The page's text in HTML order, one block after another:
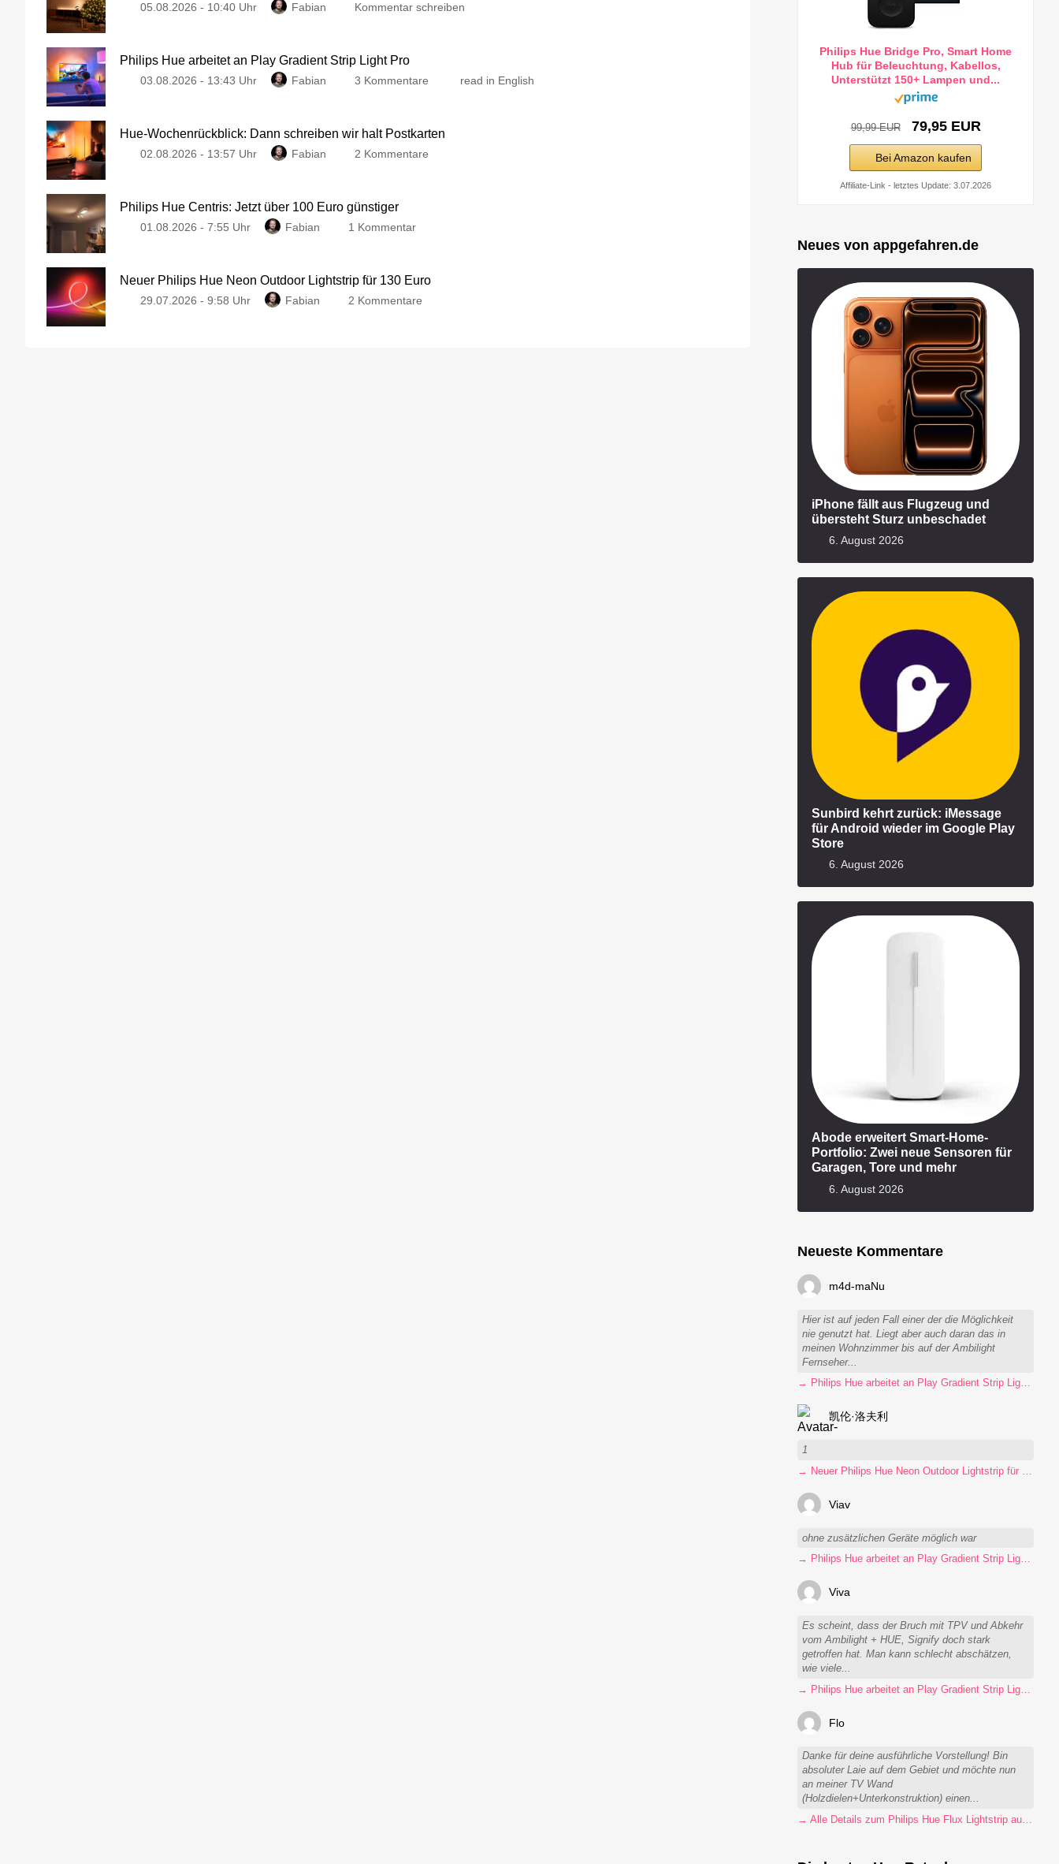
05.08.2026 - 10:40 Uhr Fabian Kommentar schreiben
Philips Hue arbeitet an Play Gradient Strip Light Pro
03.08.2026 - 13:43 Uhr Fabian 3 Kommentare read in English
Hue-Wochenrückblick: Dann schreiben wir halt Postkarten
02.08.2026 - 13:57 Uhr Fabian 2 Kommentare
Philips Hue Centris: Jetzt über 100 Euro günstiger
01.08.2026 - 7:55 Uhr Fabian 1 Kommentar
Neuer Philips Hue Neon Outdoor Lightstrip für 130 Euro
29.07.2026 - 9:58 Uhr Fabian 2 Kommentare
Philips Hue Bridge Pro, Smart Home
Hub für Beleuchtung, Kabellos,
Unterstützt 150+ Lampen und...
99,99 EUR 79,95 EUR
Bei Amazon kaufen
Affiliate-Link - letztes Update: 3.07.2026
Neues von appgefahren.de
iPhone fällt aus Flugzeug und
übersteht Sturz unbeschadet
6. August 2026
Sunbird kehrt zurück: iMessage
für Android wieder im Google Play
Store
6. August 2026
Abode erweitert Smart-Home-
Portfolio: Zwei neue Sensoren für
Garagen, Tore und mehr
6. August 2026
Neueste Kommentare
m4d-maNu
Hier ist auf jeden Fall einer der die Möglichkeit
nie genutzt hat. Liegt aber auch daran das in
meinen Wohnzimmer bis auf der Ambilight
Fernseher...
→ Philips Hue arbeitet an Play Gradient Strip Light Pro
凯伦·洛夫利
1
→ Neuer Philips Hue Neon Outdoor Lightstrip für 130 Euro
Viav
ohne zusätzlichen Geräte möglich war
→ Philips Hue arbeitet an Play Gradient Strip Light Pro
Viva
Es scheint, dass der Bruch mit TPV und Abkehr
vom Ambilight + HUE, Signify doch stark
getroffen hat. Man kann schlecht abschätzen,
wie viele...
Flo
Danke für deine ausführliche Vorstellung! Bin
absoluter Laie auf dem Gebiet und möchte nun
an meiner TV Wand
(Holzdielen+Unterkonstruktion) einen...
→ Alle Details zum Philips Hue Flux Lightstrip auf einen Blick